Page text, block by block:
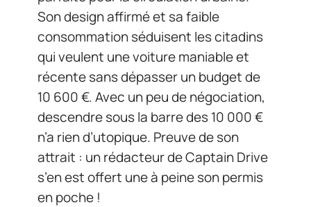
Son design affirmé et sa faible
consommation séduisent les citadins
qui veulent une voiture maniable et
récente sans dépasser un budget de
10 600 €. Avec un peu de négociation,
descendre sous la barre des 10 000 €
n’a rien d’utopique. Preuve de son
attrait : un rédacteur de Captain Drive
s’en est offert une à peine son permis
en poche !